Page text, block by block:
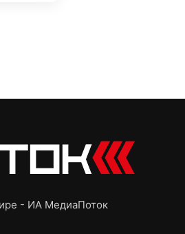
- ИА МедиаПоток